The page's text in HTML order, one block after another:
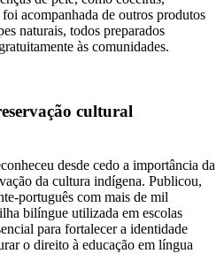
acompanhada de outros produtos
naturais, todos preparados
às comunidades.
cultural
desde cedo a importância da
da cultura indígena. Publicou,
português com mais de mil
bilíngue utilizada em escolas
para fortalecer a identidade
o direito à educação em língua